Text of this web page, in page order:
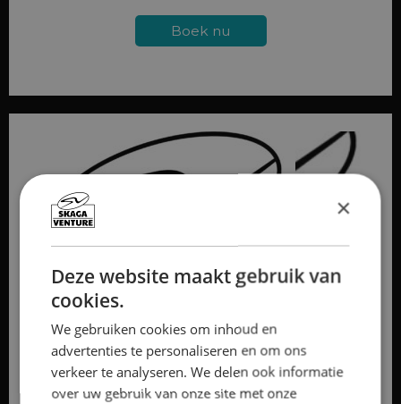
Boek nu
×
Deze website maakt gebruik van
cookies.
We gebruiken cookies om inhoud en
advertenties te personaliseren en om ons
verkeer te analyseren. We delen ook informatie
over uw gebruik van onze site met onze